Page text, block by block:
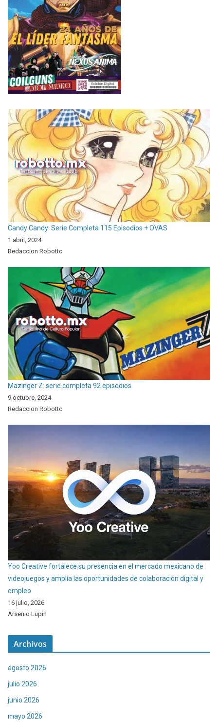
Candy Candy: Serie Completa 115 Episodios + OVAS
1 abril, 2024
Redaccion Robotto
Mazinger Z: serie completa 92 episodios.
9 octubre, 2024
Redaccion Robotto
Yoo Creative fortalece su presencia en el mercado mexicano de
videojuegos y amplía las oportunidades de colaboración digital y
empleo
16 julio, 2026
Arsenio Lupin
Archivos
agosto 2026
julio 2026
junio 2026
mayo 2026